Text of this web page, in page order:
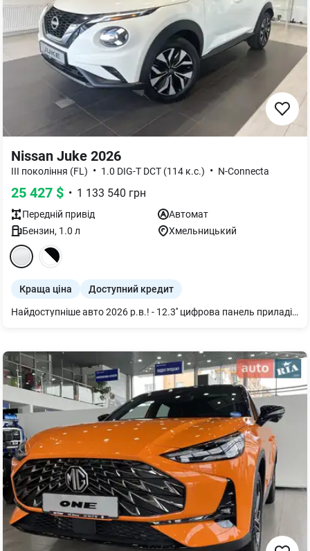
Nissan Juke 2026
III покоління (FL) • 1.0 DIG-T DCT (114 к.с.) • N-Connecta
25 427 $ • 1 133 540 грн
Передній привід
Автомат
Бензин, 1.0 л Хмельницький
Краща ціна Доступний кредит
Найдоступніше авто 2026 р.в.! - 12.3'' цифрова панель приладів - 12.3” сенсорний екран, камера заднього виду - застосунок для смартфона NissanConnect Services - Вбудована навігація Україна+Європа - Підтримка бездротових Apple CarPlay®/Android Auto® - Бездротова зарядка смартфона 15W - 2 USB-C роз'єми 2.4A для заднього ряду - Full LED фари з системою автоматичного перемикання на дальній (HBA) - 6 подушок безпеки - Інтелектуальні системи безпеки (LDW, HBA, FEB, BSW, TSR, СТА, VDC, тощо) - Клімат-контроль - Датчик дощу та світла - Електричне стоянкове гальмо з функцією утримання AUTO HOLD - Налаштування режимів руху (ECO/NORMAL/SPORT) - Система безключового доступу i-key - Електричний підігрів лобового скла TermaClear - Підігрів передніх сидінь і дзеркал - Підігрів керма - Передній підлокітник - Задні парктроніки - 17'' диски Sakura - Система моніторингу тиску в шинах (TMPS)